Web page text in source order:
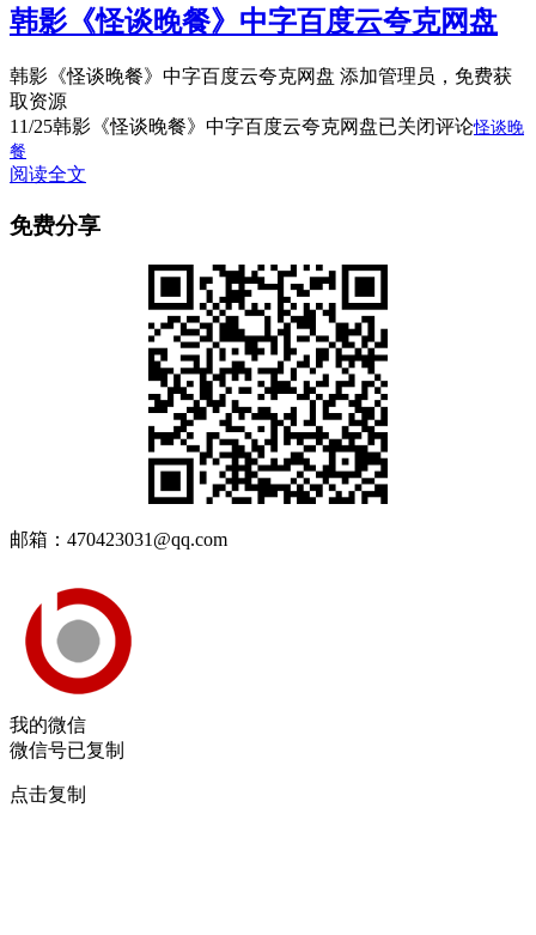
韩影《怪谈晚餐》中字百度云夸克网盘
韩影《怪谈晚餐》中字百度云夸克网盘 添加管理员，免费获
取资源
11/25韩影《怪谈晚餐》中字百度云夸克网盘已关闭评论怪谈晚
餐
阅读全文
免费分享
邮箱：470423031@qq.com
我的微信
微信号已复制
点击复制